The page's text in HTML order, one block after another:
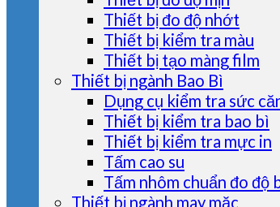
Thiết bị đo độ nhớt
Thiết bị kiểm tra màu
Thiết bị tạo màng film
Thiết bị ngành Bao Bì
Dụng cụ kiểm tra sức
Thiết bị kiểm tra bao bì
Thiết bị kiểm tra mực in
Tấm cao su
Tấm nhôm chuẩn đo độ
Thiết bị ngành may mặc